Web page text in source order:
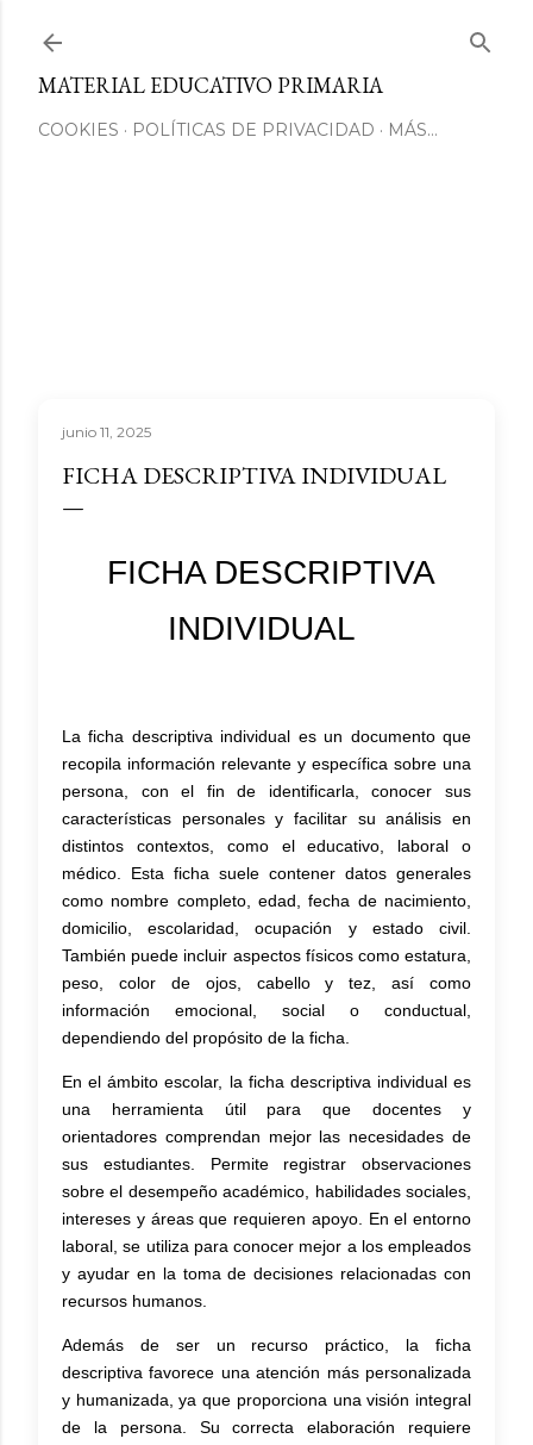
MATERIAL EDUCATIVO PRIMARIA
COOKIES POLÍTICAS DE PRIVACIDAD MÁS…
junio 11, 2025
FICHA DESCRIPTIVA INDIVIDUAL
FICHA DESCRIPTIVA
INDIVIDUAL
La ficha descriptiva individual es un documento que
recopila información relevante y específica sobre una
persona, con el fin de identificarla, conocer sus
características personales y facilitar su análisis en
distintos contextos, como el educativo, laboral o
médico. Esta ficha suele contener datos generales
como nombre completo, edad, fecha de nacimiento,
domicilio, escolaridad, ocupación y estado civil.
También puede incluir aspectos físicos como estatura,
peso, color de ojos, cabello y tez, así como
información emocional, social o conductual,
dependiendo del propósito de la ficha.
En el ámbito escolar, la ficha descriptiva individual es
una herramienta útil para que docentes y
orientadores comprendan mejor las necesidades de
sus estudiantes. Permite registrar observaciones
sobre el desempeño académico, habilidades sociales,
intereses y áreas que requieren apoyo. En el entorno
laboral, se utiliza para conocer mejor a los empleados
y ayudar en la toma de decisiones relacionadas con
recursos humanos.
Además de ser un recurso práctico, la ficha
descriptiva favorece una atención más personalizada
y humanizada, ya que proporciona una visión integral
de la persona. Su correcta elaboración requiere